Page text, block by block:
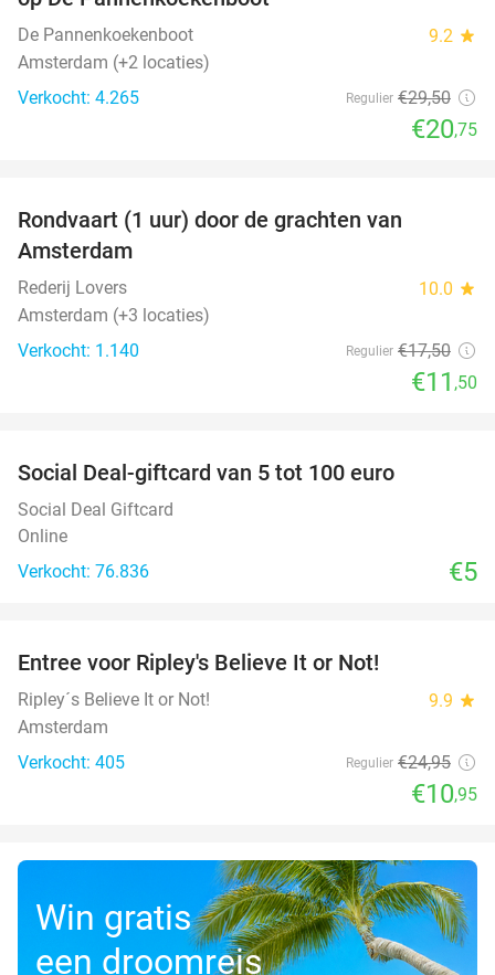
De Pannenkoekenboot 9.2 star
Amsterdam (+2 locaties)
Verkocht: 4.265
Regulier €29,50
€20,75
Rondvaart (1 uur) door de grachten van
Amsterdam
Rederij Lovers 10.0 star
Amsterdam (+3 locaties)
Verkocht: 1.140
Regulier €17,50
€11 ,50
Social Deal-giftcard van 5 tot 100 euro
Social Deal Giftcard
Online
Verkocht: 76.836
€5
Entree voor Ripley's Believe It or Not!
Ripley´s Believe It or Not! 9.9 star
Amsterdam
Verkocht: 405
Regulier €24,95
€10,95
Win gratis
een droomreis